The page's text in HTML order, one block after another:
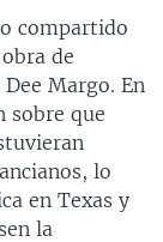
compartido
de
Margo. En
sobre que
lo
en Texas y
la